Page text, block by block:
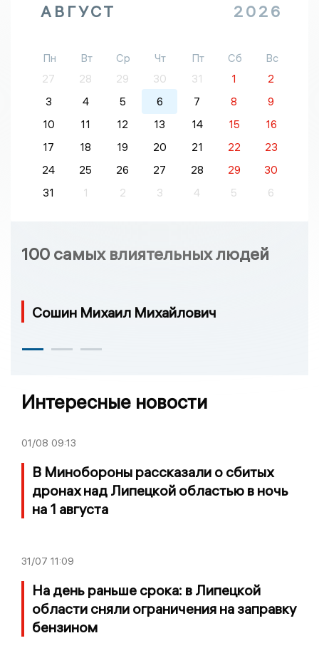
АВГУСТ 2026
Пн Вт Ср Чт Пт Сб
Вс
27
28 29 30 31 1
2
3
4 5 6 7 8
9
10
11 12 13 14 15
16
17
18 19 20 21 22
23
24
25 26 27 28 29
30
31
1 2 3 4 5 6
100 самых влиятельных людей
Сошин Михаил Михайлович
Интересные новости
01/08 09:13
В Минобороны рассказали о сбитых
дронах над Липецкой областью в ночь
на 1 августа
31/07 11:09
На день раньше срока: в Липецкой
области сняли ограничения на заправку
бензином